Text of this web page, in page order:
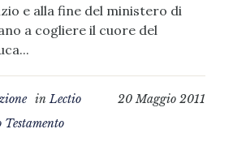
e alla fine del ministero di
a cogliere il cuore del
20 Maggio 2011
inLectio
Testamento